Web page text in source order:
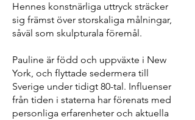
Hennes konstnärliga uttryck sträcker
sig främst över storskaliga målningar,
såväl som skulpturala föremål.
Pauline är född och uppväxte i New
York, och flyttade sedermera till
Sverige under tidigt 80-tal. Influenser
från tiden i staterna har förenats med
personliga erfarenheter och aktuella